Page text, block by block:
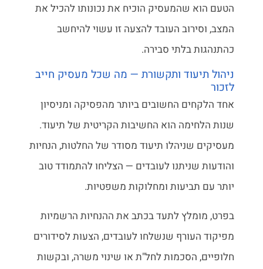
הטעם הוא שהמעסיק הוכיח את נכונותו להכיל את
המצב, וסירוב העובד להצעה זו עשוי להיחשב
כהתנהגות בלתי סבירה.
ניהול תיעוד ותקשורת — מה שכל מעסיק חייב
לזכור
אחד הלקחים החשובים ביותר מהפסיקה ומניסיון
שנות הלחימה הוא החשיבות הקריטית של תיעוד.
מעסיקים שניהלו תיעוד מסודר של החלטות, הנחיות
והודעות שניתנו לעובדים — הצליחו להתמודד טוב
יותר עם תביעות ומחלוקות משפטיות.
בפרט, מומלץ לתעד בכתב את ההנחיות הרשמיות
מפיקוד העורף שנשלחו לעובדים, הצעות לסידורים
חלופיים, הסכמות לחל"ת או שינוי משרה, ובקשות